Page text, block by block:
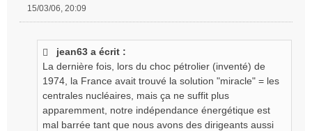
15/03/06, 20:09
jean63 a écrit :
La dernière fois, lors du choc pétrolier (inventé) de
1974, la France avait trouvé la solution "miracle" = les
centrales nucléaires, mais ça ne suffit plus
apparemment, notre indépendance énergétique est
mal barrée tant que nous avons des dirigeants aussi